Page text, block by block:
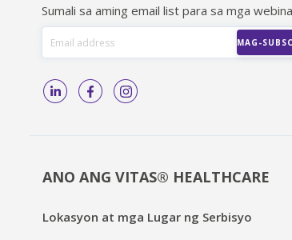
Sumali sa aming email list para sa mga
ANO ANG VITAS® HEALTHCARE
Lokasyon at mga Lugar ng Serbisyo